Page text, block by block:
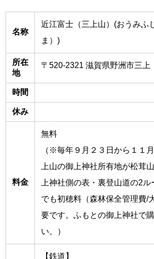
名称
近江富士（三上山）(おうみふ
ま）)
所在
地
〒520-2321 滋賀県野洲市三上
時間
休み
料金
無料
（※毎年９月２３日から１１
上山の御上神社所有地が松茸
上神社側の表・裏登山道の2ル
でも初穂料（森林保全管理費/
要です。ふもとの御上神社で
い。）
【鉄道】